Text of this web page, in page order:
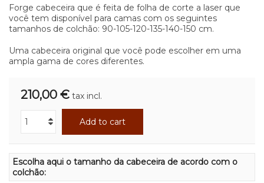
Forge cabeceira que é feita de folha de corte a laser que
você tem disponível para camas com os seguintes
tamanhos de colchão: 90-105-120-135-140-150 cm.
Uma cabeceira original que você pode escolher em uma
ampla gama de cores diferentes.
210,00 € tax incl.
Add to cart
Escolha aqui o tamanho da cabeceira de acordo com o
colchão: